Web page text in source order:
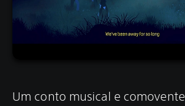
Um conto musical e comovente